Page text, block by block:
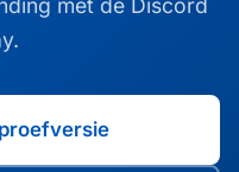
met de Discord